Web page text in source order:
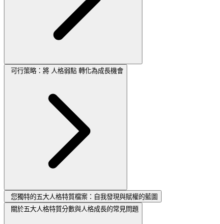
可行策略：將 人格弱點 轉化為成長機會
您獨特的五大人格特質檔案：自我發現與賦權的藍圖
關於五大人格特質分數與人格成長的常見問題